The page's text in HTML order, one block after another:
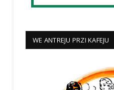
WE ANTREJU PRZI KAFEJU